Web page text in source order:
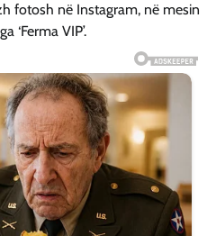
fotosh në Instagram, në mesin
‘Ferma VIP’.